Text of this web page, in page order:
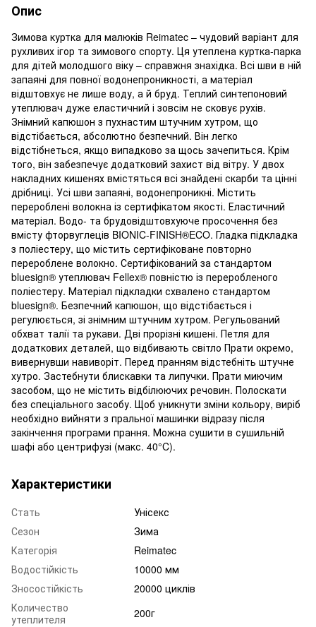
Опис
Зимова куртка для малюків Reimatec – чудовий варіант для
рухливих ігор та зимового спорту. Ця утеплена куртка-парка
для дітей молодшого віку – справжня знахідка. Всі шви в ній
запаяні для повної водонепроникності, а матеріал
відштовхує не лише воду, а й бруд. Теплий синтепоновий
утеплювач дуже еластичний і зовсім не сковує рухів.
Знімний капюшон з пухнастим штучним хутром, що
відстібається, абсолютно безпечний. Він легко
відстібнеться, якщо випадково за щось зачепиться. Крім
того, він забезпечує додатковий захист від вітру. У двох
накладних кишенях вмістяться всі знайдені скарби та цінні
дрібниці. Усі шви запаяні, водонепроникні. Містить
перероблені волокна із сертифікатом якості. Еластичний
матеріал. Водо- та брудовідштовхуюче просочення без
вмісту фторвуглеців BIONIC-FINISH®ECO. Гладка підкладка
з поліестеру, що містить сертифіковане повторно
перероблене волокно. Сертифікований за стандартом
bluesign® утеплювач Fellex® повністю із переробленого
поліестеру. Матеріал підкладки схвалено стандартом
bluesign®. Безпечний капюшон, що відстібається і
регулюється, зі знімним штучним хутром. Регульований
обхват талії та рукави. Дві прорізні кишені. Петля для
додаткових деталей, що відбивають світло Прати окремо,
вивернувши навиворіт. Перед пранням відстебніть штучне
хутро. Застебнути блискавки та липучки. Прати миючим
засобом, що не містить відбілюючих речовин. Полоскати
без спеціального засобу. Щоб уникнути зміни кольору, виріб
необхідно вийняти з пральної машинки відразу після
закінчення програми прання. Можна сушити в сушильній
шафі або центрифузі (макс. 40°C).
Характеристики
Стать
Унісекс
Сезон
Зима
Категорія
Reimatec
Водостійкість
10000 мм
Зносостійкість
20000 циклів
Количество
утеплителя
200г